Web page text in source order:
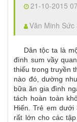
21-10-2015
Văn Minh Sức
Dân tộc ta là
đình sum vầy
thiếu trong truyền
nào đó, dường
bữa ăn gia đình
tách hoàn toàn
Hiến. Trẻ em
rất lớn cho các